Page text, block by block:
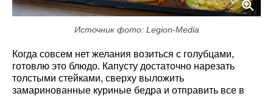
Источник фото: Legion-Media
Когда совсем нет желания возиться с голубцами,
готовлю это блюдо. Капусту достаточно нарезать
толстыми стейками, сверху выложить
замаринованные куриные бедра и отправить все в